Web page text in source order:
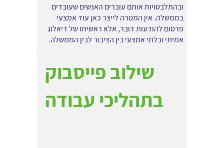
ובהתלבטויות אותם עוברים האנשים שעובדים
בממשלה. אין המטרה לייצר כאן עוד אמצעי
פרסום להודעות דובר, אלא ראשיתו של דיאלוג
אמיתי ובלתי אמצעי בין הציבור לבין הממשלה.
שילוב פייסבוק
בתהליכי עבודה